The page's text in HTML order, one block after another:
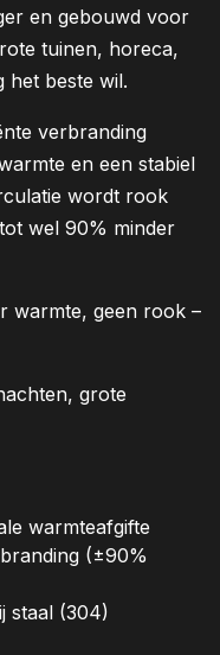
en gebouwd voor
tuinen, horeca,
het beste wil.
verbranding
en een stabiel
wordt rook
wel 90% minder
warmte, geen rook –
grote
warmteafgifte
(±90%
staal (304)